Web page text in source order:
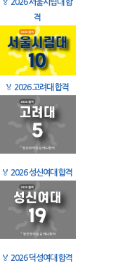
🏅 2026 서울시립대 합
격
🏅 2026 고려대 합격
🏅 2026 성신여대 합격
🏅 2026 덕성여대 합격